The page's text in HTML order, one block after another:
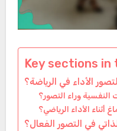
Key sections
الأداء في الرياضة؟
النفسية وراء التصور؟
أثناء الأداء الرياضي؟
في التصور الفعال؟